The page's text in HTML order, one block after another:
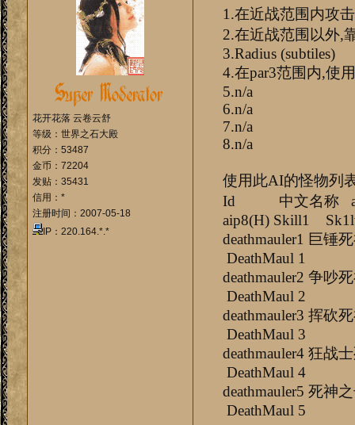
花开花落 云卷云舒
等级：世界之石大殿
积分：53487
金币：72204
发贴：35431
信用：*
注册时间：2007-05-18
IP：220.164.*.*
1.在近战范围内攻
2.在近战范围以外,
3.Radius (subtiles)
4.在par3范围内,使
5.n/a
6.n/a
7.n/a
8.n/a
使用此AI的怪物列
Id 中文名称
aip8(H) Skill1
DeathMaul 1
DeathMaul 2
DeathMaul 3
DeathMaul 4
DeathMaul 5